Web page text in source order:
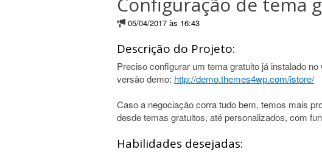
05/04/2017 às 16:43
Descrição do Projeto:
Preciso configurar um tema gratuito já instalado
versão demo: http://demo.themes4wp.com/istore/
Caso a negociação corra tudo bem, temos mais
desde temas gratuitos, até personalizados, com
Habilidades desejadas: